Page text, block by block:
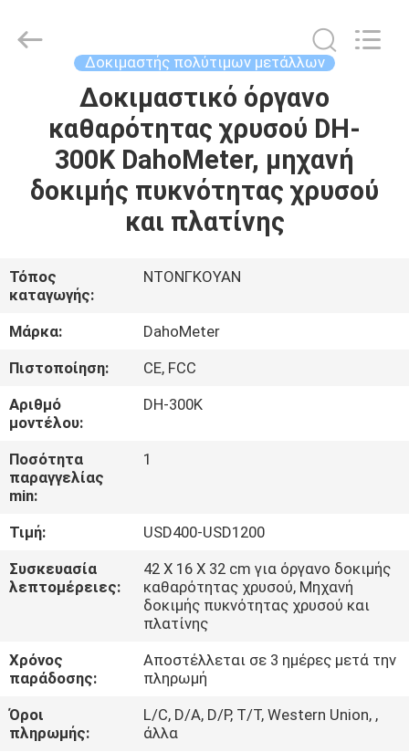
ΠΡΟΪΌΝΤΑ
ΠΕΡΊΠΟΥ
ΓΎΡΟΣ
ΕΡΓΟΣΤΑΣΊΩΝ
ΠΟΙΟΤΙΚΌΣ
ΈΛΕΓΧΟΣ
ΜΑΣ
ΣΕ
ΕΠΑΦΉ
ΖΗΤΉΣΤΕ
ΈΝΑ
ΑΠΌΣΠΑΣΜΑ
2018
Guangdong Hongtuo Instrument Technology Co.,Ltd.
Δοκιμαστής πολύτιμων μετάλλων
Δοκιμαστικό όργανο
καθαρότητας χρυσού DH-
300K DahoMeter, μηχανή
δοκιμής πυκνότητας χρυσού
και πλατίνης
Τόπος
καταγωγής:
ΝΤΟΝΓΚΟΥΑΝ
Μάρκα:
DahoMeter
Πιστοποίηση:
CE, FCC
Αριθμό
μοντέλου:
DH-300K
Ποσότητα
παραγγελίας
min:
1
Τιμή:
USD400-USD1200
Συσκευασία
λεπτομέρειες:
42 X 16 X 32 cm για όργανο δοκιμής
καθαρότητας χρυσού, Μηχανή
δοκιμής πυκνότητας χρυσού και
πλατίνης
Χρόνος
παράδοσης:
Αποστέλλεται σε 3 ημέρες μετά την
πληρωμή
Όροι
πληρωμής:
L/C, D/A, D/P, T/T, Western Union, ,
άλλα